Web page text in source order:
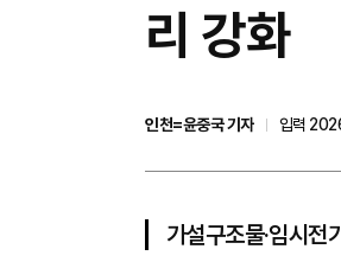
리 강화
인천=윤중국 기자
입력
가설구조물·임시전